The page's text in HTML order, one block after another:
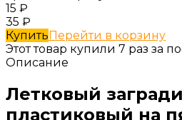
15 ₽
35 ₽
КупитьПерейти в корзину
Этот товар купили 7 раз за
Описание
Летковый
пластиковый на